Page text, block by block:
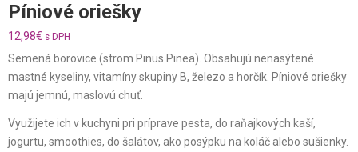
Píniové oriešky
12,98€ s DPH
Semená borovice (strom Pinus Pinea). Obsahujú nenasýtené
mastné kyseliny, vitamíny skupiny B, železo a horčík. Píniové oriešky
majú jemnú, maslovú chuť.
Využijete ich v kuchyni pri príprave pesta, do raňajkových kaší,
jogurtu, smoothies, do šalátov, ako posýpku na koláč alebo sušienky.